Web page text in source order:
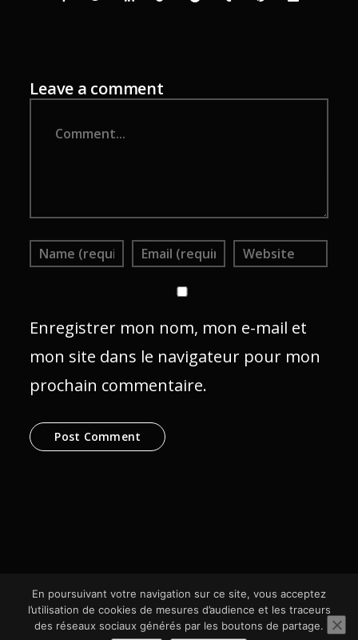
Leave a comment
Enregistrer mon nom, mon e-mail et
mon site dans le navigateur pour mon
prochain commentaire.
En poursuivant votre navigation sur ce site, vous acceptez
l’utilisation de cookies de mesures d’audience et les traceurs
des réseaux sociaux générés par les boutons de partage.